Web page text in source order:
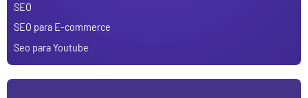
SEO
SEO para E-commerce
Seo para Youtube